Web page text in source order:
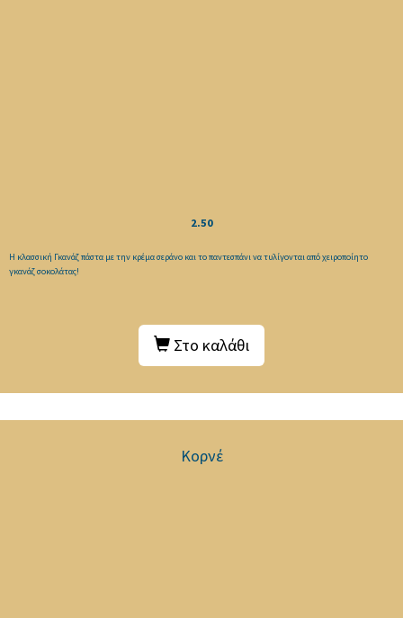
2.50
Η κλασσική Γκανάζ πάστα με την κρέμα σεράνο και το παντεσπάνι να τυλίγονται από χειροποίητο
γκανάζ σοκολάτας!
Στο καλάθι
Κορνέ